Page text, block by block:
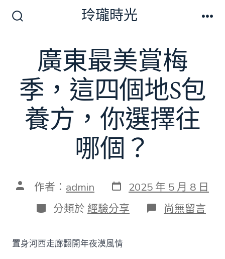
關
玲瓏時光
廣東最美賞梅
季，這四個地S包
養方，你選擇往
哪個？
文 作者： admin 發
表
日
期
2025 年 5 月 8 日
分
類
分類於 經驗分享 在
〈廣
尚無留言
置身河西走廊翻開年夜漠風情